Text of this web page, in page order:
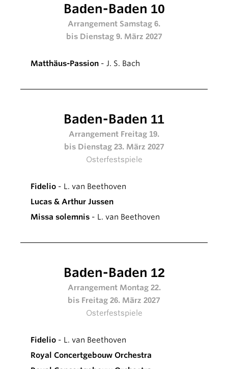
Baden-Baden 10
Arrangement Samstag 6.
bis Dienstag 9. März 2027
Matthäus-Passion - J. S. Bach
Baden-Baden 11
Arrangement Freitag 19.
bis Dienstag 23. März 2027
Osterfestspiele
Fidelio - L. van Beethoven
Lucas & Arthur Jussen
Missa solemnis - L. van Beethoven
Baden-Baden 12
Arrangement Montag 22.
bis Freitag 26. März 2027
Osterfestspiele
Fidelio - L. van Beethoven
Royal Concertgebouw Orchestra